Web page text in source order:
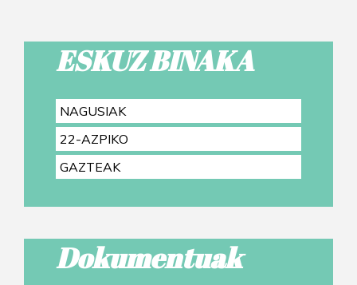
ESKUZ BINAKA
NAGUSIAK
22-AZPIKO
GAZTEAK
Dokumentuak